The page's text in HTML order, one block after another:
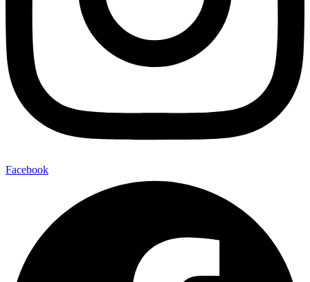
Facebook